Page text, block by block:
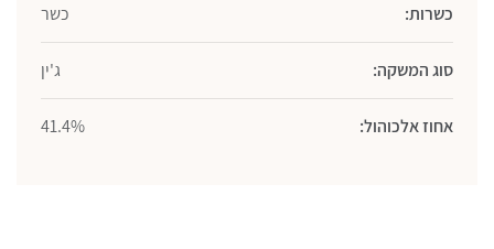
כשרות: כשר
סוג המשקה: ג'ין
אחוז אלכוהול: 41.4%